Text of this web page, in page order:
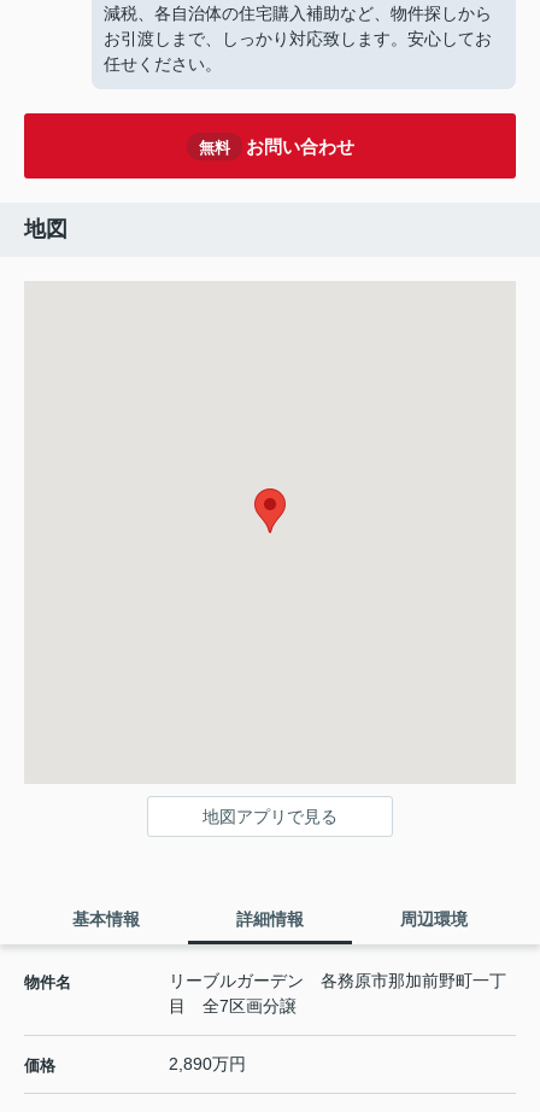
減税、各自治体の住宅購入補助など、物件探しから
お引渡しまで、しっかり対応致します。安心してお
任せください。
無料 お問い合わせ
地図
地図アプリで見る
基本情報 詳細情報 周辺環境
物件名
リーブルガーデン 各務原市那加前野町一丁
目 全7区画分譲
価格 2,890万円